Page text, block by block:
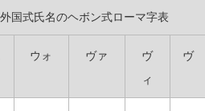
外国式氏名のヘボン式ローマ字表
ウォ ヴァ
ヴ
ィ
ヴ